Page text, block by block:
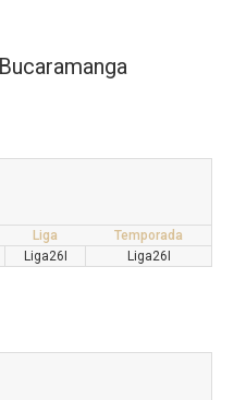
Bucaramanga
Liga
Temporada
Liga26I Liga26I